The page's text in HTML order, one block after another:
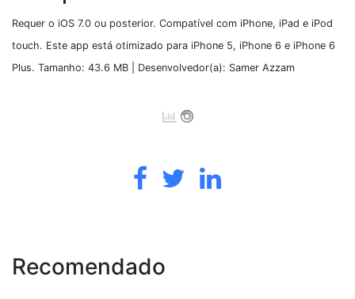
Requer o iOS 7.0 ou posterior. Compatível com iPhone, iPad e iPod
touch. Este app está otimizado para iPhone 5, iPhone 6 e iPhone 6
Plus. Tamanho: 43.6 MB | Desenvolvedor(a): Samer Azzam
Recomendado